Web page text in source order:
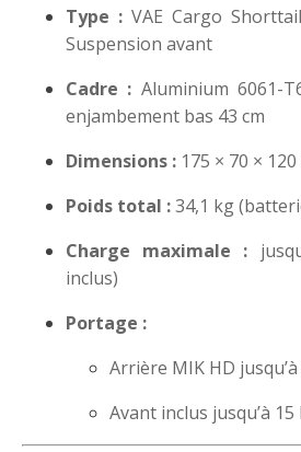
Type : VAE Cargo
Suspension avant
Cadre : Aluminium 6061-
enjambement bas 43 cm
Dimensions : 175 × 70 × 120
Poids total :34,1 kg
Charge maximale :
inclus)
Portage :
Arrière MIK HD
Avant inclus jusqu’à 15